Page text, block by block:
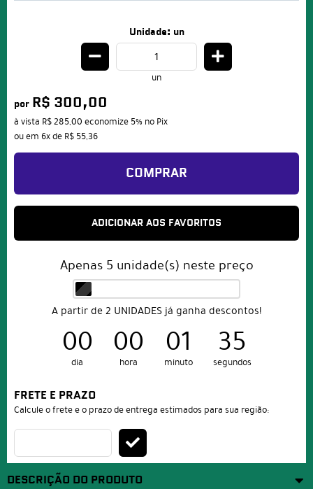
Unidade: un
un
por R$ 300,00
à vista R$ 285,00 economize 5% no Pix
ou em 6xde R$ 55,36
COMPRAR
ADICIONAR AOS FAVORITOS
Apenas 5 unidade(s) neste preço
A partir de 2 UNIDADES já ganha descontos!
00
dia
00
hora
01
minuto
32
segundos
FRETE E PRAZO
Calcule o frete e o prazo de entrega estimados para sua região:
DESCRIÇÃO DO PRODUTO